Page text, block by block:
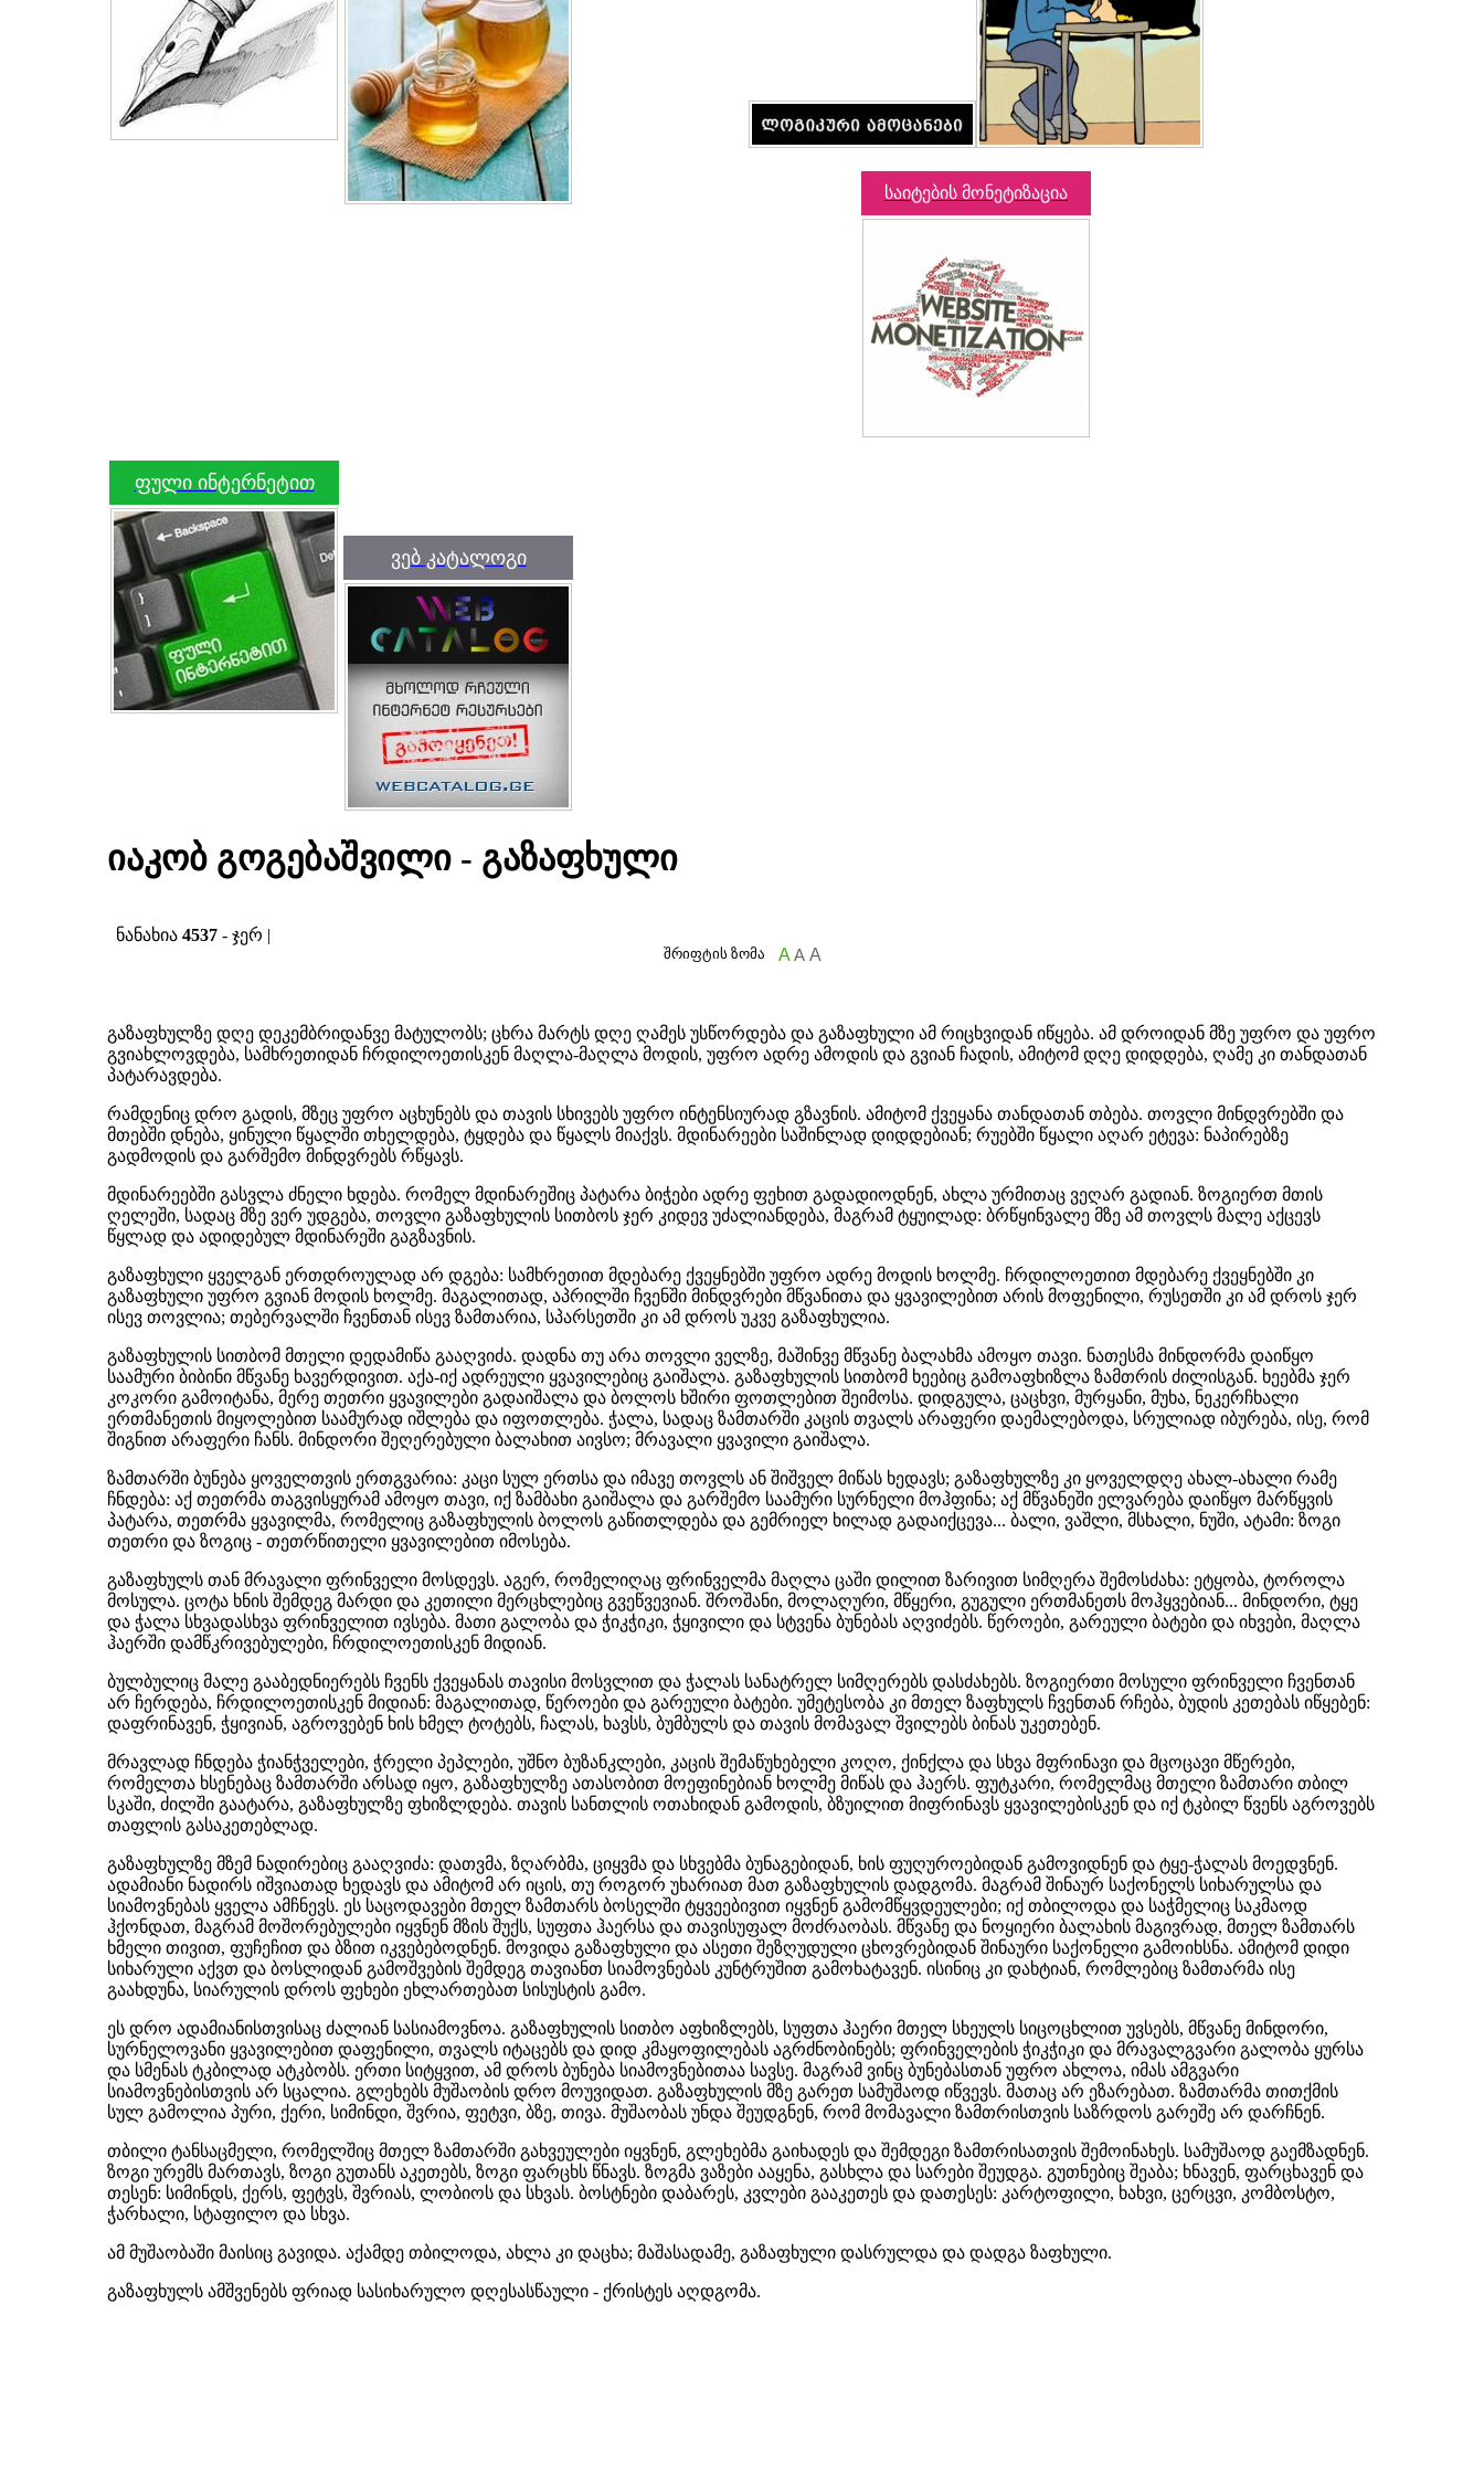
საიტების მონეტიზაცია
ფული ინტერნეტით
ვებ კატალოგი
იაკობ გოგებაშვილი - გაზაფხული
ნანახია 4537 - ჯერ |
შრიფტის ზომა A A A
გაზაფხულზე დღე დეკემბრიდანვე მატულობს; ცხრა მარტს დღე ღამეს უსწორდება და გაზაფხული ამ რიცხვიდან იწყება. ამ დროიდან მზე უფრო და უფრო
გვიახლოვდება, სამხრეთიდან ჩრდილოეთისკენ მაღლა-მაღლა მოდის, უფრო ადრე ამოდის და გვიან ჩადის, ამიტომ დღე დიდდება, ღამე კი თანდათან
პატარავდება.
რამდენიც დრო გადის, მზეც უფრო აცხუნებს და თავის სხივებს უფრო ინტენსიურად გზავნის. ამიტომ ქვეყანა თანდათან თბება. თოვლი მინდვრებში და
მთებში დნება, ყინული წყალში თხელდება, ტყდება და წყალს მიაქვს. მდინარეები საშინლად დიდდებიან; რუებში წყალი აღარ ეტევა: ნაპირებზე
გადმოდის და გარშემო მინდვრებს რწყავს.
მდინარეებში გასვლა ძნელი ხდება. რომელ მდინარეშიც პატარა ბიჭები ადრე ფეხით გადადიოდნენ, ახლა ურმითაც ვეღარ გადიან. ზოგიერთ მთის
ღელეში, სადაც მზე ვერ უდგება, თოვლი გაზაფხულის სითბოს ჯერ კიდევ უძალიანდება, მაგრამ ტყუილად: ბრწყინვალე მზე ამ თოვლს მალე აქცევს
წყლად და ადიდებულ მდინარეში გაგზავნის.
გაზაფხული ყველგან ერთდროულად არ დგება: სამხრეთით მდებარე ქვეყნებში უფრო ადრე მოდის ხოლმე. ჩრდილოეთით მდებარე ქვეყნებში კი
გაზაფხული უფრო გვიან მოდის ხოლმე. მაგალითად, აპრილში ჩვენში მინდვრები მწვანითა და ყვავილებით არის მოფენილი, რუსეთში კი ამ დროს ჯერ
ისევ თოვლია; თებერვალში ჩვენთან ისევ ზამთარია, სპარსეთში კი ამ დროს უკვე გაზაფხულია.
გაზაფხულის სითბომ მთელი დედამიწა გააღვიძა. დადნა თუ არა თოვლი ველზე, მაშინვე მწვანე ბალახმა ამოყო თავი. ნათესმა მინდორმა დაიწყო
საამური ბიბინი მწვანე ხავერდივით. აქა-იქ ადრეული ყვავილებიც გაიშალა. გაზაფხულის სითბომ ხეებიც გამოაფხიზლა ზამთრის ძილისგან. ხეებმა ჯერ
კოკორი გამოიტანა, მერე თეთრი ყვავილები გადაიშალა და ბოლოს ხშირი ფოთლებით შეიმოსა. დიდგულა, ცაცხვი, მურყანი, მუხა, ნეკერჩხალი
ერთმანეთის მიყოლებით საამურად იშლება და იფოთლება. ჭალა, სადაც ზამთარში კაცის თვალს არაფერი დაემალებოდა, სრულიად იბურება, ისე, რომ
შიგნით არაფერი ჩანს. მინდორი შეღერებული ბალახით აივსო; მრავალი ყვავილი გაიშალა.
ზამთარში ბუნება ყოველთვის ერთგვარია: კაცი სულ ერთსა და იმავე თოვლს ან შიშველ მიწას ხედავს; გაზაფხულზე კი ყოველდღე ახალ-ახალი რამე
ჩნდება: აქ თეთრმა თაგვისყურამ ამოყო თავი, იქ ზამბახი გაიშალა და გარშემო საამური სურნელი მოჰფინა; აქ მწვანეში ელვარება დაიწყო მარწყვის
პატარა, თეთრმა ყვავილმა, რომელიც გაზაფხულის ბოლოს გაწითლდება და გემრიელ ხილად გადაიქცევა... ბალი, ვაშლი, მსხალი, ნუში, ატამი: ზოგი
თეთრი და ზოგიც - თეთრწითელი ყვავილებით იმოსება.
გაზაფხულს თან მრავალი ფრინველი მოსდევს. აგერ, რომელიღაც ფრინველმა მაღლა ცაში დილით ზარივით სიმღერა შემოსძახა: ეტყობა, ტოროლა
მოსულა. ცოტა ხნის შემდეგ მარდი და კეთილი მერცხლებიც გვეწვევიან. შროშანი, მოლაღური, მწყერი, გუგული ერთმანეთს მოჰყვებიან... მინდორი, ტყე
და ჭალა სხვადასხვა ფრინველით ივსება. მათი გალობა და ჭიკჭიკი, ჭყივილი და სტვენა ბუნებას აღვიძებს. წეროები, გარეული ბატები და იხვები, მაღლა
ჰაერში დამწკრივებულები, ჩრდილოეთისკენ მიდიან.
ბულბულიც მალე გააბედნიერებს ჩვენს ქვეყანას თავისი მოსვლით და ჭალას სანატრელ სიმღერებს დასძახებს. ზოგიერთი მოსული ფრინველი ჩვენთან
არ ჩერდება, ჩრდილოეთისკენ მიდიან: მაგალითად, წეროები და გარეული ბატები. უმეტესობა კი მთელ ზაფხულს ჩვენთან რჩება, ბუდის კეთებას იწყებენ:
დაფრინავენ, ჭყივიან, აგროვებენ ხის ხმელ ტოტებს, ჩალას, ხავსს, ბუმბულს და თავის მომავალ შვილებს ბინას უკეთებენ.
მრავლად ჩნდება ჭიანჭველები, ჭრელი პეპლები, უშნო ბუზანკლები, კაცის შემაწუხებელი კოღო, ქინქლა და სხვა მფრინავი და მცოცავი მწერები,
რომელთა ხსენებაც ზამთარში არსად იყო, გაზაფხულზე ათასობით მოეფინებიან ხოლმე მიწას და ჰაერს. ფუტკარი, რომელმაც მთელი ზამთარი თბილ
სკაში, ძილში გაატარა, გაზაფხულზე ფხიზლდება. თავის სანთლის ოთახიდან გამოდის, ბზუილით მიფრინავს ყვავილებისკენ და იქ ტკბილ წვენს აგროვებს
თაფლის გასაკეთებლად.
გაზაფხულზე მზემ ნადირებიც გააღვიძა: დათვმა, ზღარბმა, ციყვმა და სხვებმა ბუნაგებიდან, ხის ფუღუროებიდან გამოვიდნენ და ტყე-ჭალას მოედვნენ.
ადამიანი ნადირს იშვიათად ხედავს და ამიტომ არ იცის, თუ როგორ უხარიათ მათ გაზაფხულის დადგომა. მაგრამ შინაურ საქონელს სიხარულსა და
სიამოვნებას ყველა ამჩნევს. ეს საცოდავები მთელ ზამთარს ბოსელში ტყვეებივით იყვნენ გამომწყვდეულები; იქ თბილოდა და საჭმელიც საკმაოდ
ჰქონდათ, მაგრამ მოშორებულები იყვნენ მზის შუქს, სუფთა ჰაერსა და თავისუფალ მოძრაობას. მწვანე და ნოყიერი ბალახის მაგივრად, მთელ ზამთარს
ხმელი თივით, ფუჩეჩით და ბზით იკვებებოდნენ. მოვიდა გაზაფხული და ასეთი შეზღუდული ცხოვრებიდან შინაური საქონელი გამოიხსნა. ამიტომ დიდი
სიხარული აქვთ და ბოსლიდან გამოშვების შემდეგ თავიანთ სიამოვნებას კუნტრუშით გამოხატავენ. ისინიც კი დახტიან, რომლებიც ზამთარმა ისე
გაახდუნა, სიარულის დროს ფეხები ეხლართებათ სისუსტის გამო.
ეს დრო ადამიანისთვისაც ძალიან სასიამოვნოა. გაზაფხულის სითბო აფხიზლებს, სუფთა ჰაერი მთელ სხეულს სიცოცხლით უვსებს, მწვანე მინდორი,
სურნელოვანი ყვავილებით დაფენილი, თვალს იტაცებს და დიდ კმაყოფილებას აგრძნობინებს; ფრინველების ჭიკჭიკი და მრავალგვარი გალობა ყურსა
და სმენას ტკბილად ატკბობს. ერთი სიტყვით, ამ დროს ბუნება სიამოვნებითაა სავსე. მაგრამ ვინც ბუნებასთან უფრო ახლოა, იმას ამგვარი
სიამოვნებისთვის არ სცალია. გლეხებს მუშაობის დრო მოუვიდათ. გაზაფხულის მზე გარეთ სამუშაოდ იწვევს. მათაც არ ეზარებათ. ზამთარმა თითქმის
სულ გამოლია პური, ქერი, სიმინდი, შვრია, ფეტვი, ბზე, თივა. მუშაობას უნდა შეუდგნენ, რომ მომავალი ზამთრისთვის საზრდოს გარეშე არ დარჩნენ.
თბილი ტანსაცმელი, რომელშიც მთელ ზამთარში გახვეულები იყვნენ, გლეხებმა გაიხადეს და შემდეგი ზამთრისათვის შემოინახეს. სამუშაოდ გაემზადნენ.
ზოგი ურემს მართავს, ზოგი გუთანს აკეთებს, ზოგი ფარცხს წნავს. ზოგმა ვაზები ააყენა, გასხლა და სარები შეუდგა. გუთნებიც შეაბა; ხნავენ, ფარცხავენ და
თესენ: სიმინდს, ქერს, ფეტვს, შვრიას, ლობიოს და სხვას. ბოსტნები დაბარეს, კვლები გააკეთეს და დათესეს: კარტოფილი, ხახვი, ცერცვი, კომბოსტო,
ჭარხალი, სტაფილო და სხვა.
ამ მუშაობაში მაისიც გავიდა. აქამდე თბილოდა, ახლა კი დაცხა; მაშასადამე, გაზაფხული დასრულდა და დადგა ზაფხული.
გაზაფხულს ამშვენებს ფრიად სასიხარულო დღესასწაული - ქრისტეს აღდგომა.